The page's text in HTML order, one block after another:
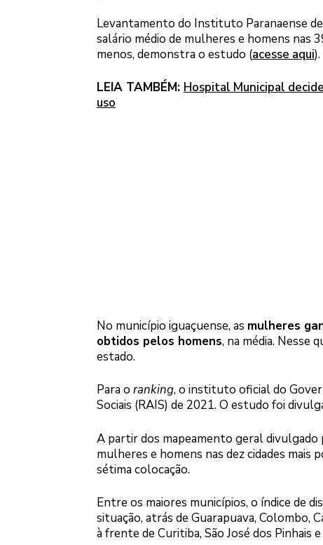
Levantamento do Instituto Paranaense
salário médio de mulheres e homens nas
menos, demonstra o estudo (acesse aqui).
LEIA TAMBÉM: Hospital Municipal
uso
No município iguaçuense, as mulheres
obtidos pelos homens, na média. Nesse
estado.
Para o ranking, o instituto oficial do
Sociais (RAIS) de 2021. O estudo foi
A partir dos mapeamento geral divulgado
mulheres e homens nas dez cidades mais
sétima colocação.
Entre os maiores municípios, o índice de
situação, atrás de Guarapuava, Colombo,
à frente de Curitiba, São José dos Pinhais